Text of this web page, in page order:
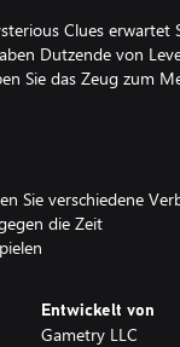
Clues erwartet
Dutzende von
Sie das Zeug zum
Sie verschiedene
die Zeit
Entwickelt von
Gametry LLC